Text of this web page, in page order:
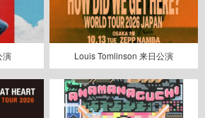
演 Louis Tomlinson 来日公演